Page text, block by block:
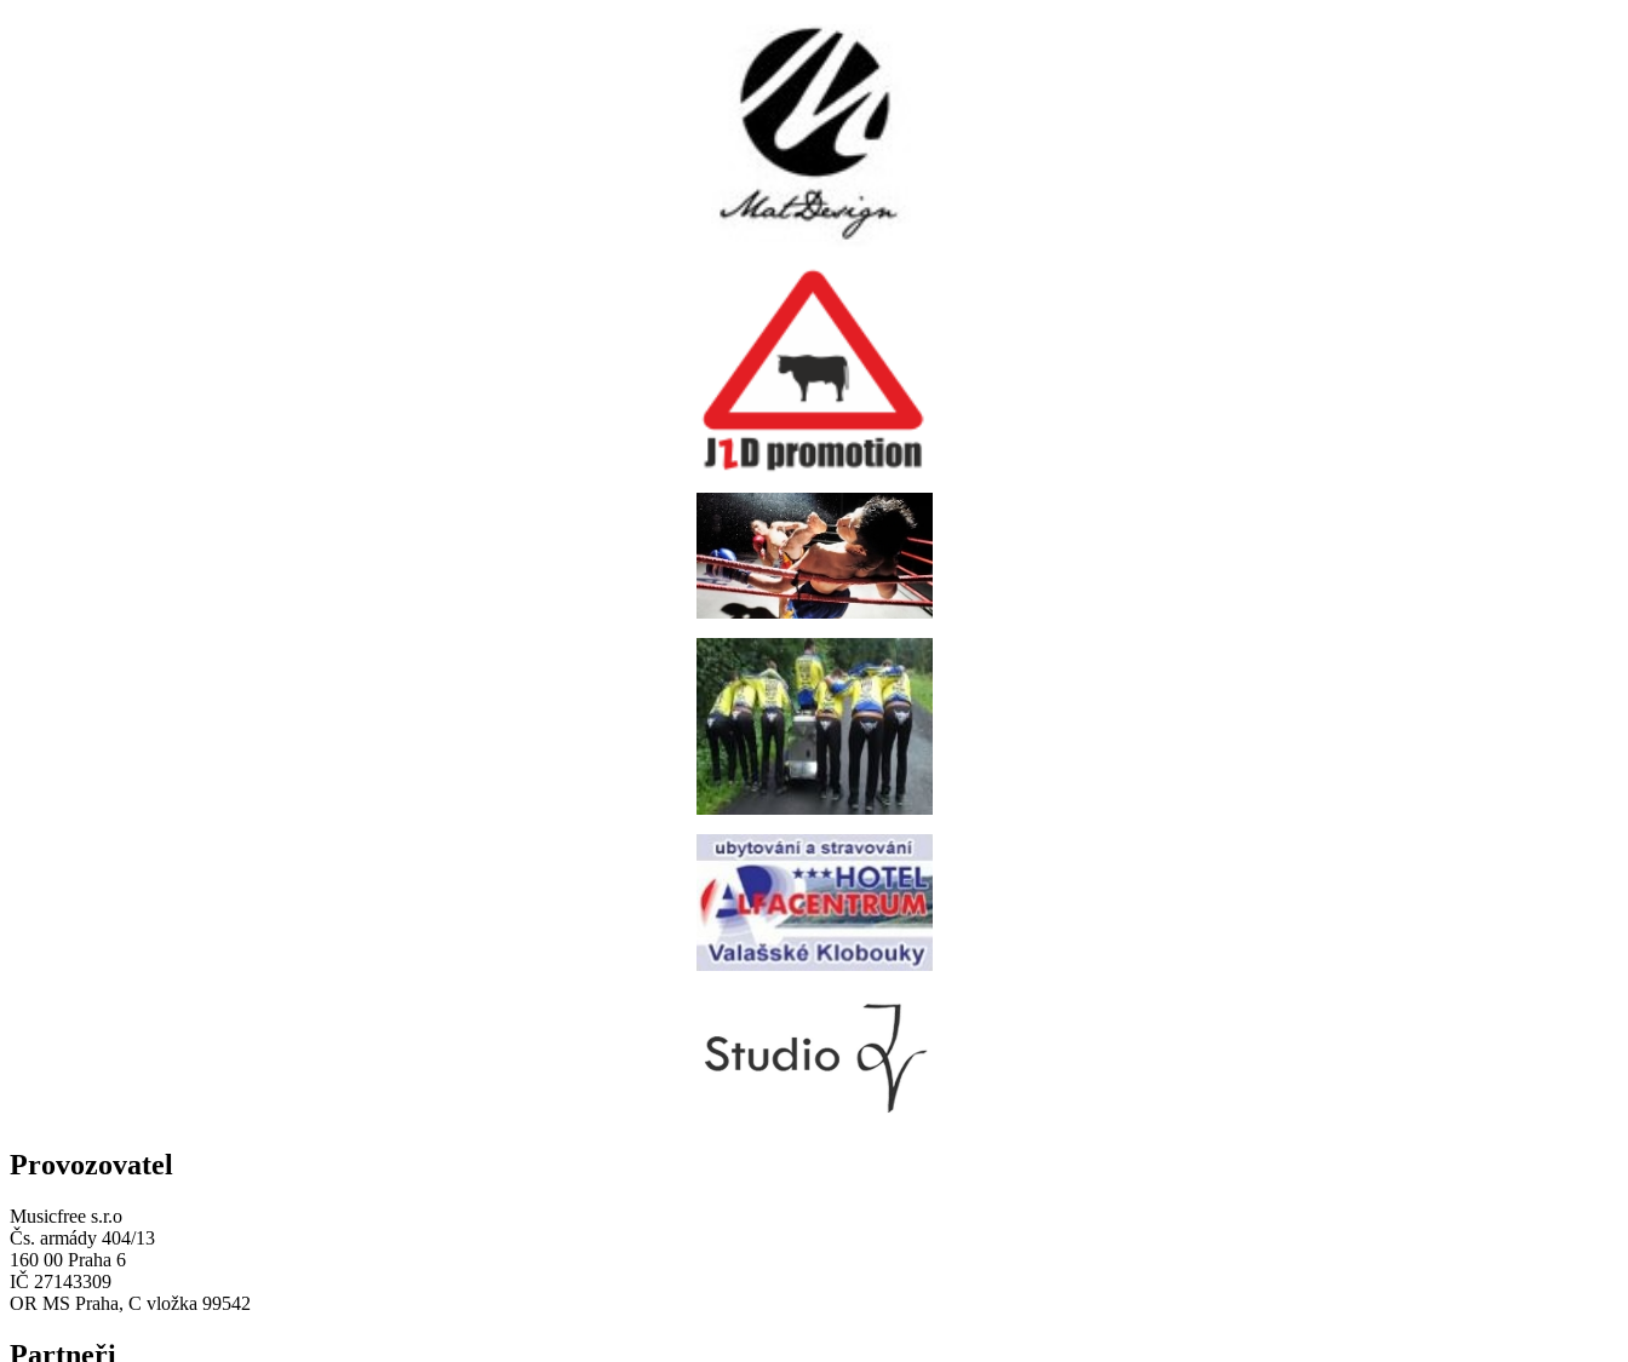
Provozovatel
Musicfree s.r.o
Čs. armády 404/13
160 00 Praha 6
IČ 27143309
OR MS Praha, C vložka 99542
Partneři